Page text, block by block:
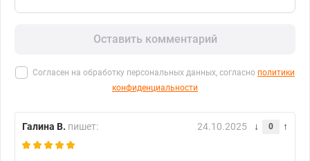
Оставить комментарий
Согласен на обработку персональных данных, согласно политики
конфиденциальности
Галина В. пишет: 24.10.2025 0